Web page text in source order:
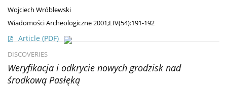
Wojciech Wróblewski
Wiadomości Archeologiczne 2001;LIV(54):191-192
Article (PDF)
DISCOVERIES
Weryfikacja i odkrycie nowych grodzisk nad
środkową Pasłęką